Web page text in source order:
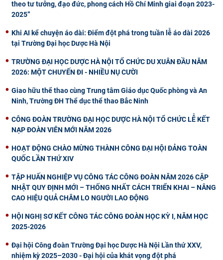
theo tư tưởng, đạo đức, phong cách Hồ Chí Minh giai đoạn 2023-
2025”
Khi AI kể chuyện áo dài: Điểm đột phá trong tuần lễ áo dài 2026
tại Trường Đại học Dược Hà Nội
TRƯỜNG ĐẠI HỌC DƯỢC HÀ NỘI TỔ CHỨC DU XUÂN ĐẦU NĂM
2026: MỘT CHUYẾN ĐI - NHIỀU NỤ CƯỜI
Giao hữu thể thao cùng Trung tâm Giáo dục Quốc phòng và An
Ninh, Trường ĐH Thể dục thể thao Bắc Ninh
CÔNG ĐOÀN TRƯỜNG ĐẠI HỌC DƯỢC HÀ NỘI TỔ CHỨC LỄ KẾT
NẠP ĐOÀN VIÊN MỚI NĂM 2026
HOẠT ĐỘNG CHÀO MỪNG THÀNH CÔNG ĐẠI HỘI ĐẢNG TOÀN
QUỐC LẦN THỨ XIV
TẬP HUẤN NGHIỆP VỤ CÔNG TÁC CÔNG ĐOÀN NĂM 2026 CẬP
NHẬT QUY ĐỊNH MỚI – THỐNG NHẤT CÁCH TRIỂN KHAI – NÂNG
CAO HIỆU QUẢ CHĂM LO NGƯỜI LAO ĐỘNG
HỘI NGHỊ SƠ KẾT CÔNG TÁC CÔNG ĐOÀN HỌC KỲ I, NĂM HỌC
2025-2026
Đại hội Công đoàn Trường Đại học Dược Hà Nội Lần thứ XXV,
nhiệm kỳ 2025–2030 - Đại hội của khát vọng đột phá